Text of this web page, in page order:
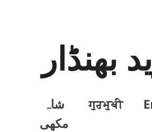
بھنڈار
ਗੁਰਮੁਖੀ
شاہ
مکھی